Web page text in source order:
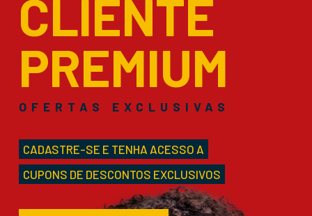
CLIENTE
PREMIUM
OFERTAS EXCLUSIVAS
CADASTRE-SE E TENHA ACESSO A
CUPONS DE DESCONTOS EXCLUSIVOS